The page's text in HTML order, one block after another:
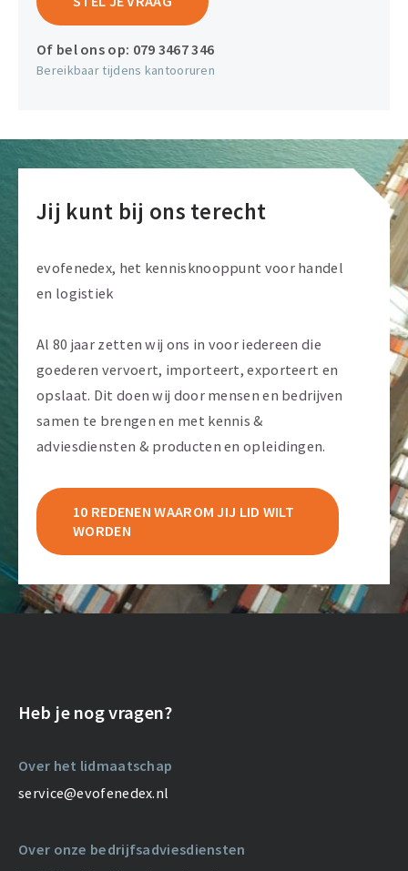
Of bel ons op: 079 3467 346
Bereikbaar tijdens kantooruren
Jij kunt bij ons terecht
evofenedex, het kennisknooppunt voor handel
en logistiek
Al 80 jaar zetten wij ons in voor iedereen die
goederen vervoert, importeert, exporteert en
opslaat. Dit doen wij door mensen en bedrijven
samen te brengen en met kennis &
adviesdiensten & producten en opleidingen.
10 REDENEN WAAROM JIJ LID WILT
WORDEN
Heb je nog vragen?
Over het lidmaatschap
service@evofenedex.nl
Over onze bedrijfsadviesdiensten